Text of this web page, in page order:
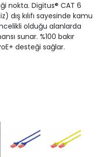
nokta. Digitus® CAT 6
dış kılıfı sayesinde kamu
olduğu alanlarda
sunar. %100 bakır
desteği sağlar.